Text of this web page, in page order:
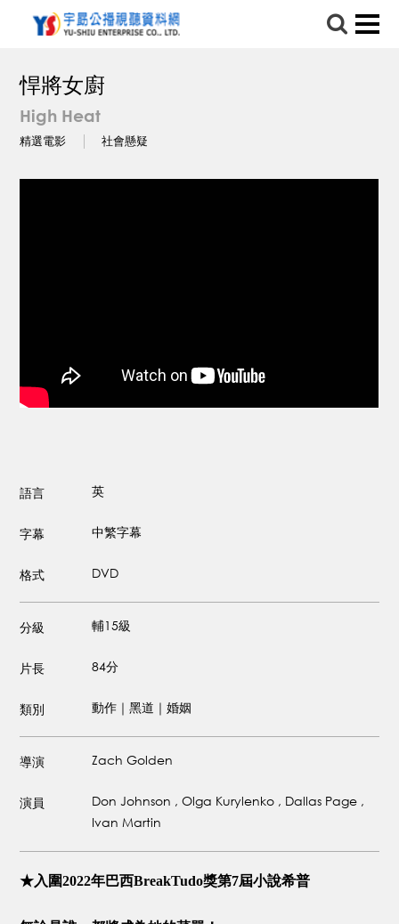
悍將女廚
High Heat
精選電影 社會懸疑
語言 英
字幕 中繁字幕
格式 DVD
分級 輔15級
片長 84分
類別 動作｜黑道｜婚姻
導演 Zach Golden
演員
Don Johnson , Olga Kurylenko , Dallas Page ,
Ivan Martin
★入圍2022年巴西BreakTudo獎第7屆小說希普